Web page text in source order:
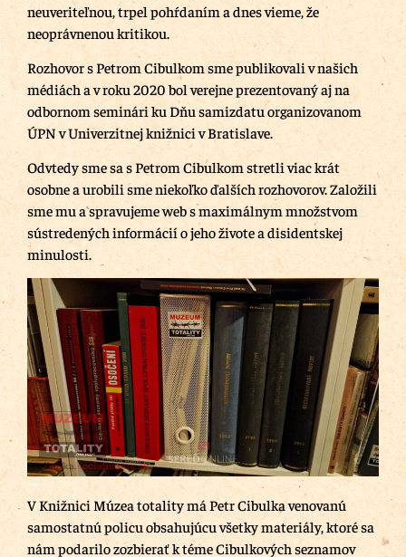
neuveriteľnou, trpel pohŕdaním a dnes vieme, že
neoprávnenou kritikou.
Rozhovor s Petrom Cibulkom sme publikovali v našich
médiách a v roku 2020 bol verejne prezentovaný aj na
odbornom seminári ku Dňu samizdatu organizovanom
ÚPN v Univerzitnej knižnici v Bratislave.
Odvtedy sme sa s Petrom Cibulkom stretli viac krát
osobne a urobili sme niekoľko ďalších rozhovorov. Založili
sme mu a spravujeme web s maximálnym množstvom
sústredených informácií o jeho živote a disidentskej
minulosti.
V Knižnici Múzea totality má Petr Cibulka venovanú
samostatnú policu obsahujúcu všetky materiály, ktoré sa
nám podarilo zozbierať k téme Cibulkových seznamov